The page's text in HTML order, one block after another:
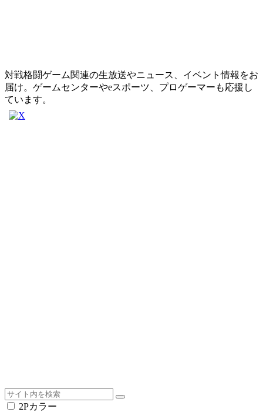
対戦格闘ゲーム関連の生放送やニュース、イベント情報をお
届け。ゲームセンターやeスポーツ、プロゲーマーも応援し
ています。
2Pカラー